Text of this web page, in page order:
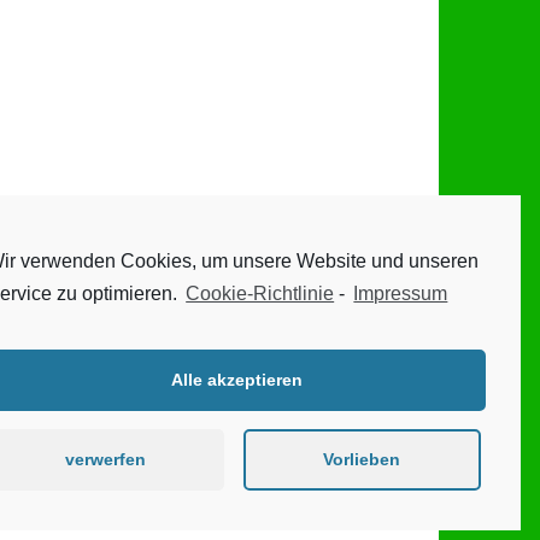
verwenden Cookies, um unsere Website und unseren
zu optimieren. Cookie-Richtlinie - Impressum
Alle akzeptieren
verwerfen Vorlieben